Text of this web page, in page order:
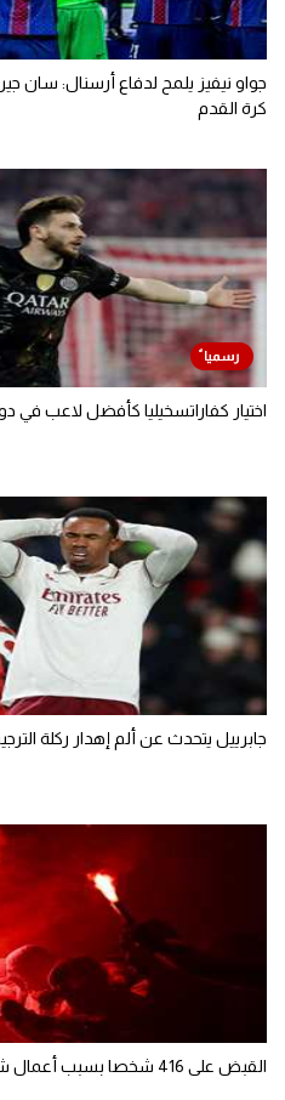
جواو نيفيز يلمح لدفاع أرسنال: سان
كرة القدم
اختيار كفاراتسخيليا كأفضل لاعب في
جابرييل يتحدث عن ألم إهدار ركلة
القبض على 416 شخصا بسبب أعمال شغب خلال احتفالات سان جيرمان